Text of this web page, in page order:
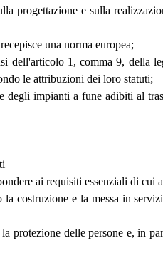
progettazione e sulla
una norma europea;
dell'articolo 1, comma 9, della
le attribuzioni dei loro statuti;
degli impianti a fune adibiti al
ai requisiti essenziali di cui
costruzione e la messa in
protezione delle persone e, in